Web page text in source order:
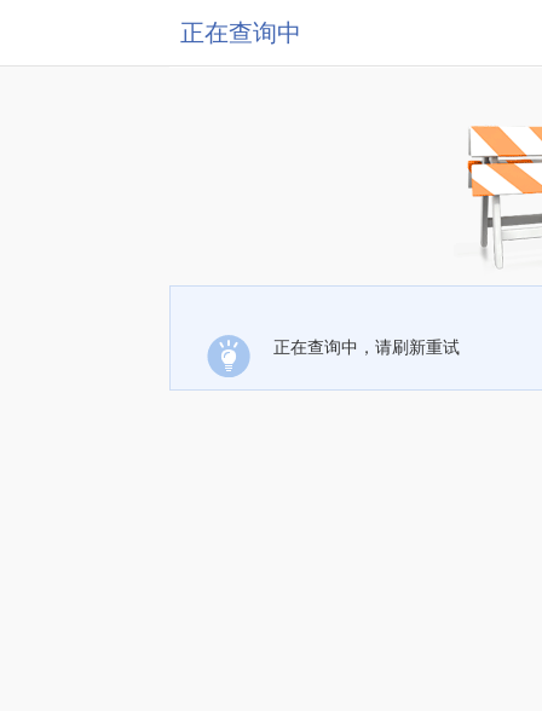
正在查询中
正在查询中，请刷新重试